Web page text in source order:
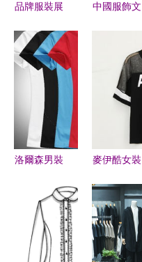
品牌服裝展
_3144826
設計本裝修
效果圖解
析，演繹服
飾空間美學
中國服飾文
傳統到現代
的華裳演變
洛爾森男裝
時尚品味，
定義都市紳
士新風尚
麥伊酷女裝
標，你的專
屬時尚指南